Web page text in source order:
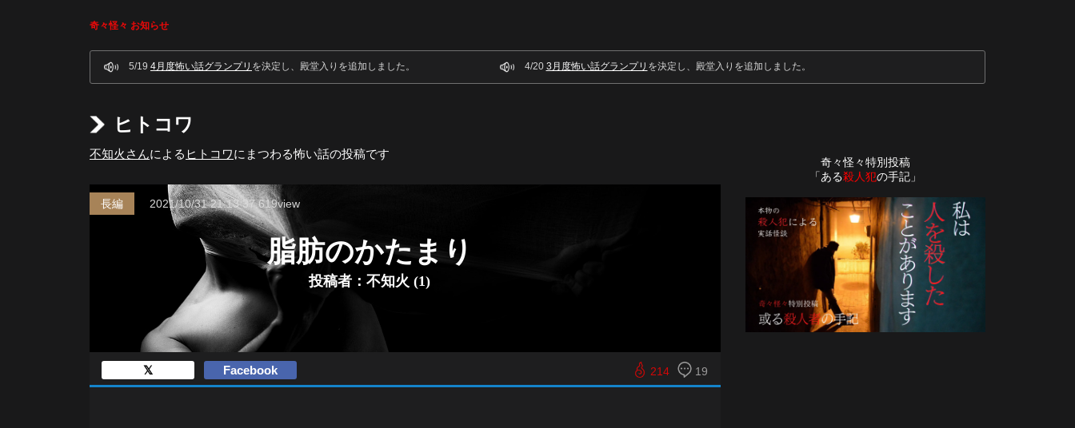
奇々怪々 お知らせ
5/19 4月度怖い話グランプリ を決定し、殿堂入りを追加しました。 4/20 3月度怖い話グランプリ を決定し、殿堂入りを追加しました。
奇々怪々特別投稿
「ある殺人犯の手記」
ヒトコワ
不知火さんによる ヒトコワにまつわる怖い話の投稿です
脂肪のかたまり
投稿者：不知火 (1)
長編 2021/10/31 21:13 37,619view
214 19
𝕏 Facebook